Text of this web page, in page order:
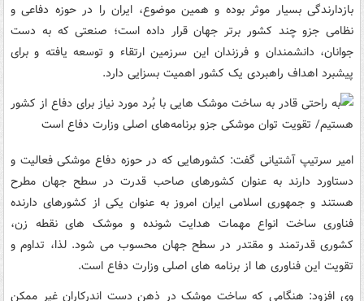
بازدارندگی بسیار موثر بوده و همین موضوع، ایران را در حوزه دفاعی و
نظامی جزو چند کشور برتر جهان قرار داده است؛ صنعتی که به دست
جوانان، دانشمندان و فرزندان این سرزمین ارتقاء و توسعه یافته و برای
پیشبرد اهداف راهبردی یک کشور اهمیت بسزایی دارد.
امیر سرتیپ آشتیانی گفت: کشورهایی که در حوزه دفاع موشکی فعالیت و
دستاورد دارند به عنوان کشورهای صاحب قدرت در سطح جهان مطرح
هستند و جمهوری اسلامی ایران امروز به عنوان یکی از کشورهای دارنده
فناوری ساخت انواع مهمات هدایت شونده و موشک های نقطه زن،
کشوری قدرتمند و مقتدر در سطح جهان محسوب می شود. لذا، تداوم و
تقویت این فناوری ها از برنامه های اصلی وزارت دفاع است.
وی افزود: هنگامی که ساخت موشک در ذهن دست اندرکاران غیر ممکن